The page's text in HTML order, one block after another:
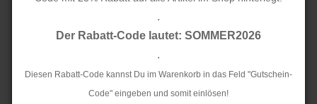
.
Der Rabatt-Code lautet: SOMMER2026
.
Diesen Rabatt-Code kannst Du im Warenkorb in das Feld "Gutschein-
Code" eingeben und somit einlösen!